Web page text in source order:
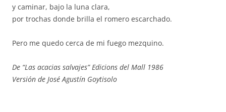
y caminar, bajo la luna clara,
por trochas donde brilla el romero escarchado.
Pero me quedo cerca de mi fuego mezquino.
De “Las acacias salvajes” Edicions del Mall 1986
Versión de José Agustín Goytisolo